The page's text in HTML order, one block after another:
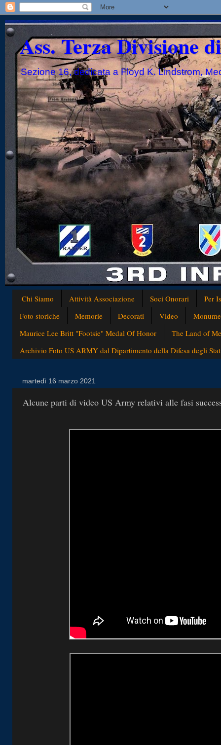
Ass. Terza Divisione
Sezione 16, dedicata a Floyd K. Lindstrom,
Chi Siamo Attività Associazione Soci Onorari
Per
Foto storiche
Memorie Decorati Video
Maurice Lee Britt "Footsie" Medal Of Honor
The Land of
Archivio Foto US ARMY dal Dipartimento della Difesa degli
martedì 16 marzo 2021
Alcune parti di video US Army relativi alle fasi